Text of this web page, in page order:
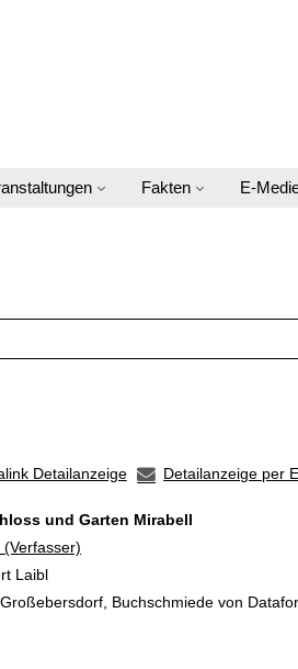
Fakten E-
Detailanzeige Detailanzeige per
und Garten Mirabell
Verfasser
Laibl
Buchschmiede von